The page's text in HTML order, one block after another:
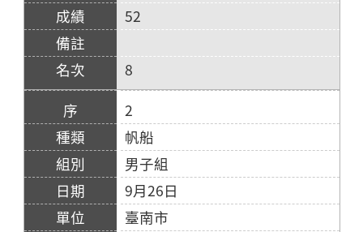
52
8
2
帆船
男子組
9月26日
臺南市